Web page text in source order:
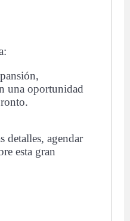
una oportunidad
detalles, agendar
esta gran